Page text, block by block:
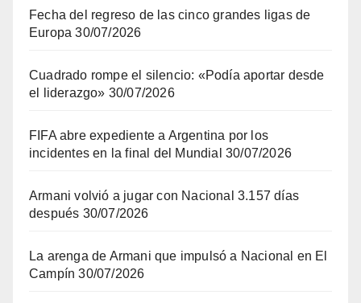
Fecha del regreso de las cinco grandes ligas de
Europa 30/07/2026
Cuadrado rompe el silencio: «Podía aportar desde
el liderazgo» 30/07/2026
FIFA abre expediente a Argentina por los
incidentes en la final del Mundial 30/07/2026
Armani volvió a jugar con Nacional 3.157 días
después 30/07/2026
La arenga de Armani que impulsó a Nacional en El
Campín 30/07/2026